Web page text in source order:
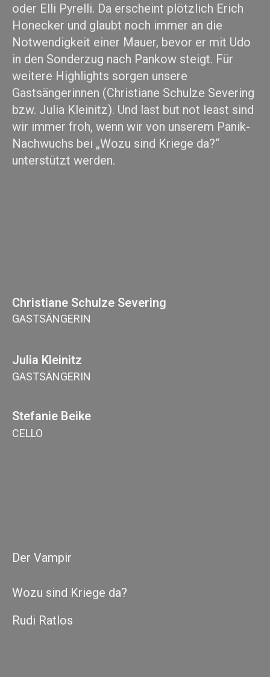
oder Elli Pyrelli. Da erscheint plötzlich Erich
Honecker und glaubt noch immer an die
Notwendigkeit einer Mauer, bevor er mit Udo
in den Sonderzug nach Pankow steigt. Für
weitere Highlights sorgen unsere
Gastsängerinnen (Christiane Schulze Severing
bzw. Julia Kleinitz). Und last but not least sind
wir immer froh, wenn wir von unserem Panik-
Nachwuchs bei „Wozu sind Kriege da?“
unterstützt werden.
Christiane Schulze Severing
GASTSÄNGERIN
Julia Kleinitz
GASTSÄNGERIN
Stefanie Beike
CELLO
Der Vampir
Wozu sind Kriege da?
Rudi Ratlos